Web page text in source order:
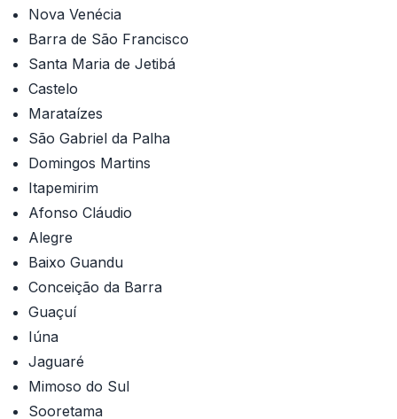
Nova Venécia
Barra de São Francisco
Santa Maria de Jetibá
Castelo
Marataízes
São Gabriel da Palha
Domingos Martins
Itapemirim
Afonso Cláudio
Alegre
Baixo Guandu
Conceição da Barra
Guaçuí
Iúna
Jaguaré
Mimoso do Sul
Sooretama